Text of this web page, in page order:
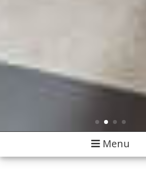
Toggle
navigation
Menu